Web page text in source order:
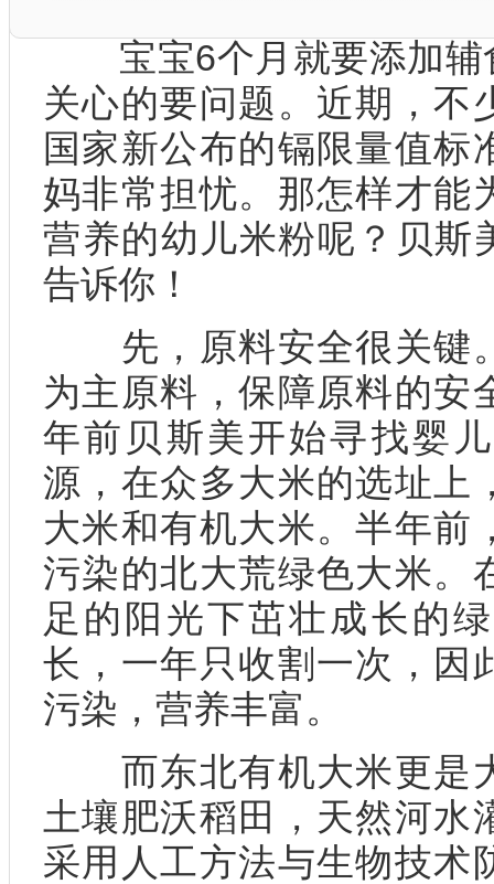
宝宝6个月就要添加辅
关心的要问题。近期，不
国家新公布的镉限量值标
妈非常担忧。那怎样才能
营养的幼儿米粉呢？贝
告诉你！
先，原料安全很关键
为主原料，保障原料的安
年前贝斯美开始寻找婴
源，在众多大米的选址上
大米和有机大米。半年前
污染的北大荒绿色大米。
足的阳光下茁壮成长的
长，一年只收割一次，因
污染，营养丰富。
而东北有机大米更是
土壤肥沃稻田，天然河水
采用人工方法与生物技术